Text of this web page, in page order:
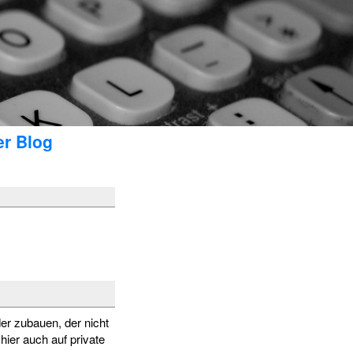
Blog
zubauen, der nicht
auch auf private